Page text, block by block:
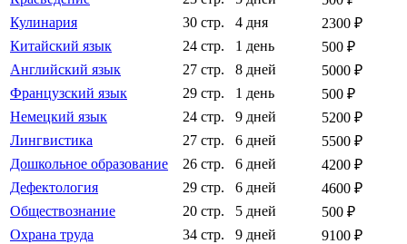
Кулинария
30 стр. 4 дня
2300 ₽
Китайский язык
24 стр. 1 день
500 ₽
Английский язык
27 стр. 8 дней
5000 ₽
Французский язык
29 стр. 1 день
500 ₽
Немецкий язык
24 стр. 9 дней
5200 ₽
Лингвистика
27 стр. 6 дней
5500 ₽
Дошкольное образование
26 стр. 6 дней
4200 ₽
Дефектология
29 стр. 6 дней
4600 ₽
Обществознание
20 стр. 5 дней
500 ₽
Охрана труда
34 стр. 9 дней
9100 ₽